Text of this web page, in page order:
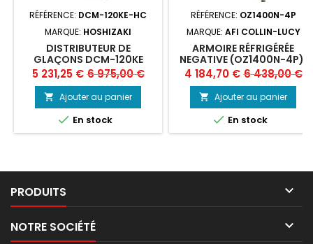
RÉFÉRENCE: DCM-120KE-HC
MARQUE: HOSHIZAKI
DISTRIBUTEUR DE
GLAÇONS DCM-120KE
HOSHIZAKI
Prix
5 231,25 € Prix
de
base
6 975,00 €
 Ajouter au panier
 En stock
RÉFÉRENCE: OZ1400N-4P
MARQUE: AFI COLLIN-LUCY
ARMOIRE RÉFRIGÉRÉE
NEGATIVE (OZ1400N-4P),
AFI
Prix
4 184,70 € Prix
de
base
6 438,00 €
 Ajouter au panier
 En stock
PRODUITS 
NOTRE SOCIÉTÉ 